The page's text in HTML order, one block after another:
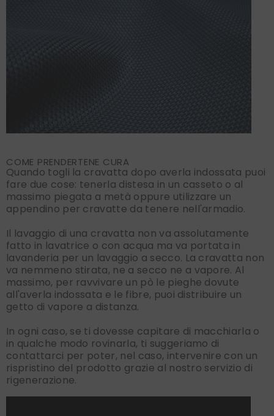
COME PRENDERTENE CURA
Quando togli la cravatta dopo averla indossata puoi
fare due cose: tenerla distesa in un casseto o al
massimo piegata a metà oppure utilizzare un
appendino per cravatte da tenere nell'armadio.
Il lavaggio di una cravatta non va assolutamente
fatto in lavatrice o con acqua ma va portata in
lavanderia per un lavaggio a secco. La cravatta non
va nemmeno stirata, ne a secco ne a vapore. Al
massimo, per ravvivare un pò le pieghe dovute
all'averla indossata e le fibre, puoi distribuire un
getto di vapore a distanza.
In ogni caso, se ti dovesse capitare di macchiarla o
in qualche modo rovinarla, ti suggeriamo di
contattarci per poter, nel caso, intervenire con un
rispristino del prodotto grazie al nostro servizio di
rigenerazione.